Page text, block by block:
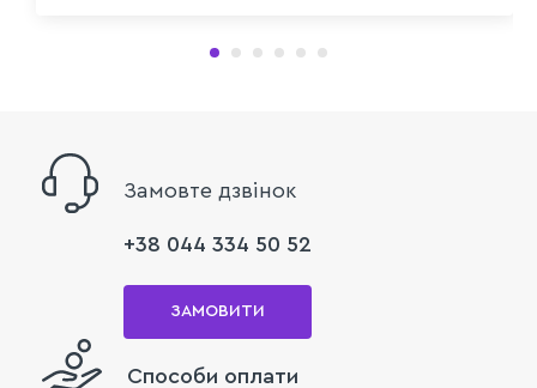
Замовте дзвінок
+38 044 334 50 52
ЗАМОВИТИ
Способи оплати